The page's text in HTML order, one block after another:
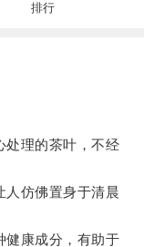
排行
理的茶叶，不经
仿佛置身于清晨
康成分，有助于